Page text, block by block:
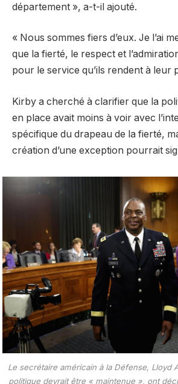
département », a-t-il ajouté.
« Nous sommes fiers d’eux. Je l’ai
que la fierté, le respect et
pour le service qu’ils rendent à leur
Kirby a cherché à clarifier que la
en place avait moins à voir avec
spécifique du drapeau de la fierté,
création d’une exception pourrait
Le secrétaire américain à la Défense, Lloyd
politique devrait être « maintenue », ont